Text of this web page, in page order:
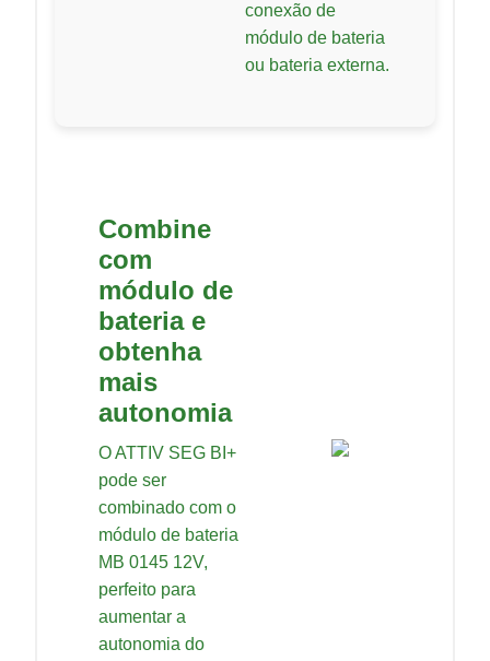
conexão de
módulo de bateria
ou bateria externa.
Combine
com
módulo de
bateria e
obtenha
mais
autonomia
O ATTIV SEG BI+
pode ser
combinado com o
módulo de bateria
MB 0145 12V,
perfeito para
aumentar a
autonomia do